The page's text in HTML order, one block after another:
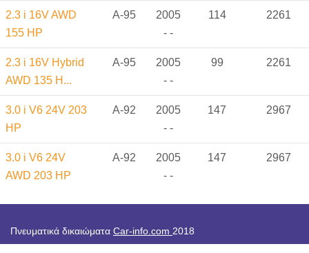
2.3 i 16V AWD
155 HP
A-95
2005
- -
114 2261
2.3 i 16V Hybrid
AWD 135 H...
A-95
2005
- -
99 2261
3.0 i V6 24V 203
HP
A-92
2005
- -
147 2967
3.0 i V6 24V
AWD 203 HP
A-92
2005
- -
147 2967
Πνευματικά δικαιώματα Car-info.com 2018